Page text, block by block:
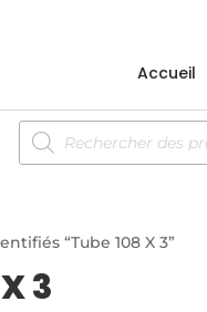
Accueil
Recherche
de
produits
“Tube 108 X 3”
3